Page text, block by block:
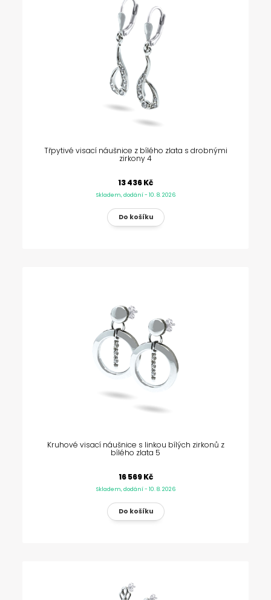
Třpytivé visací náušnice z bílého zlata s drobnými
zirkony 4
13 436 Kč
Skladem, dodání - 10. 8. 2026
Kruhové visací náušnice s linkou bílých zirkonů z
bílého zlata 5
16 569 Kč
Skladem, dodání - 10. 8. 2026